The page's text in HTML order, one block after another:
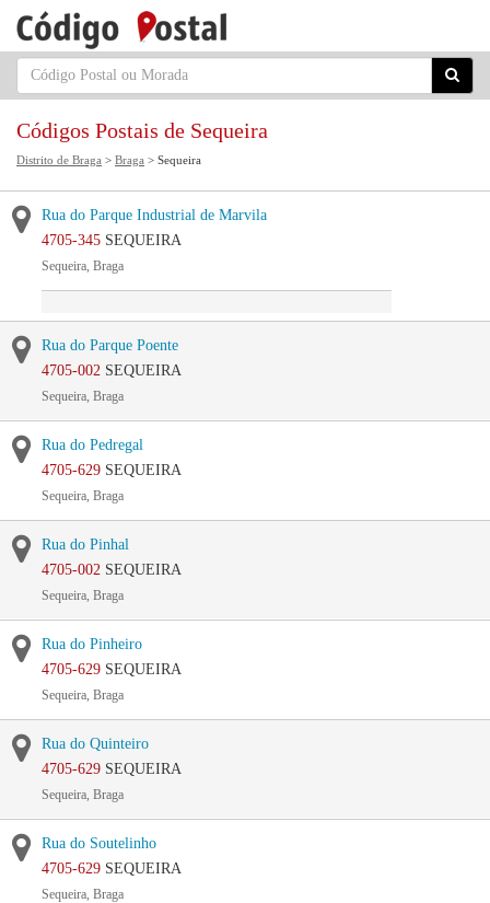
Códigos Postais de Sequeira
Distrito de Braga > Braga > Sequeira
Rua do Parque Industrial de Marvila
4705-345 SEQUEIRA
Sequeira, Braga
Rua do Parque Poente
4705-002 SEQUEIRA
Sequeira, Braga
Rua do Pedregal
4705-629 SEQUEIRA
Sequeira, Braga
Rua do Pinhal
4705-002 SEQUEIRA
Sequeira, Braga
Rua do Pinheiro
4705-629 SEQUEIRA
Sequeira, Braga
Rua do Quinteiro
4705-629 SEQUEIRA
Sequeira, Braga
Rua do Soutelinho
4705-629 SEQUEIRA
Sequeira, Braga